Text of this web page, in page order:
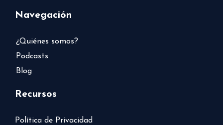
Navegación
¿Quiénes somos?
Podcasts
Blog
Recursos
Política de Privacidad